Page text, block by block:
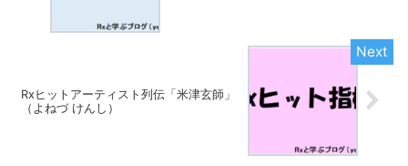
Rxヒットアーティスト列伝「米津玄師」
（よねづ けんし）